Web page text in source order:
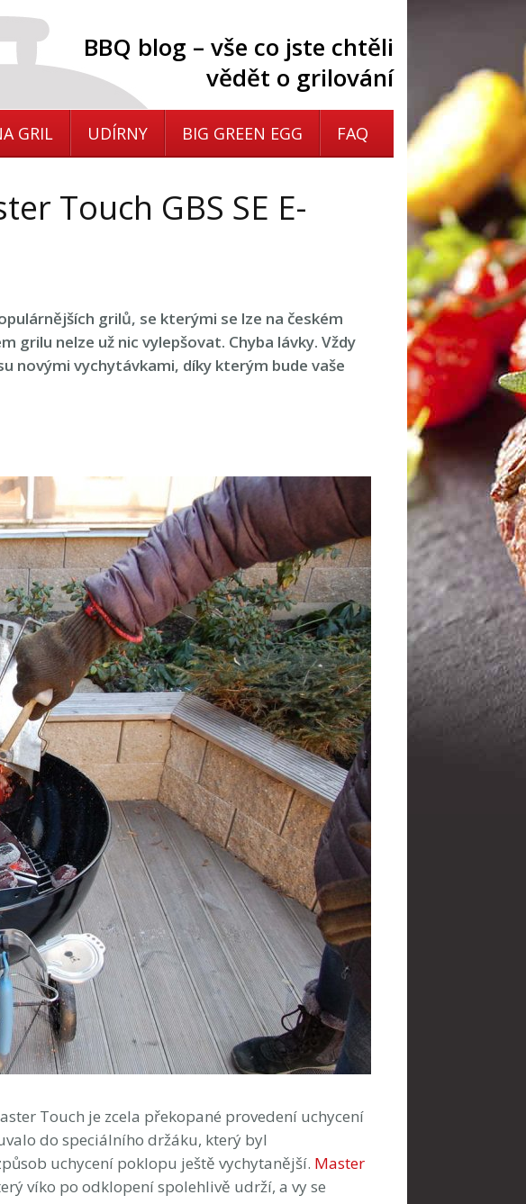
BBQ blog – vše co jste chtěli
vědět o grilování
GRIL UDÍRNY BIG GREEN EGG FAQ
Touch GBS SE E-
grilů, se kterými se lze na českém
nelze už nic vylepšovat. Chyba lávky. Vždy
novými vychytávkami, díky kterým bude vaše
Touch je zcela překopané provedení uchycení
do speciálního držáku, který byl
uchycení poklopu ještě vychytanější. Master
víko po odklopení spolehlivě udrží, a vy se